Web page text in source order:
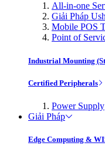
All-in-one
Giải Pháp
Mobile POS
Point of
Industrial Mounting
Certified Peripherals
Power Supply
Giải Pháp
Edge Computing &